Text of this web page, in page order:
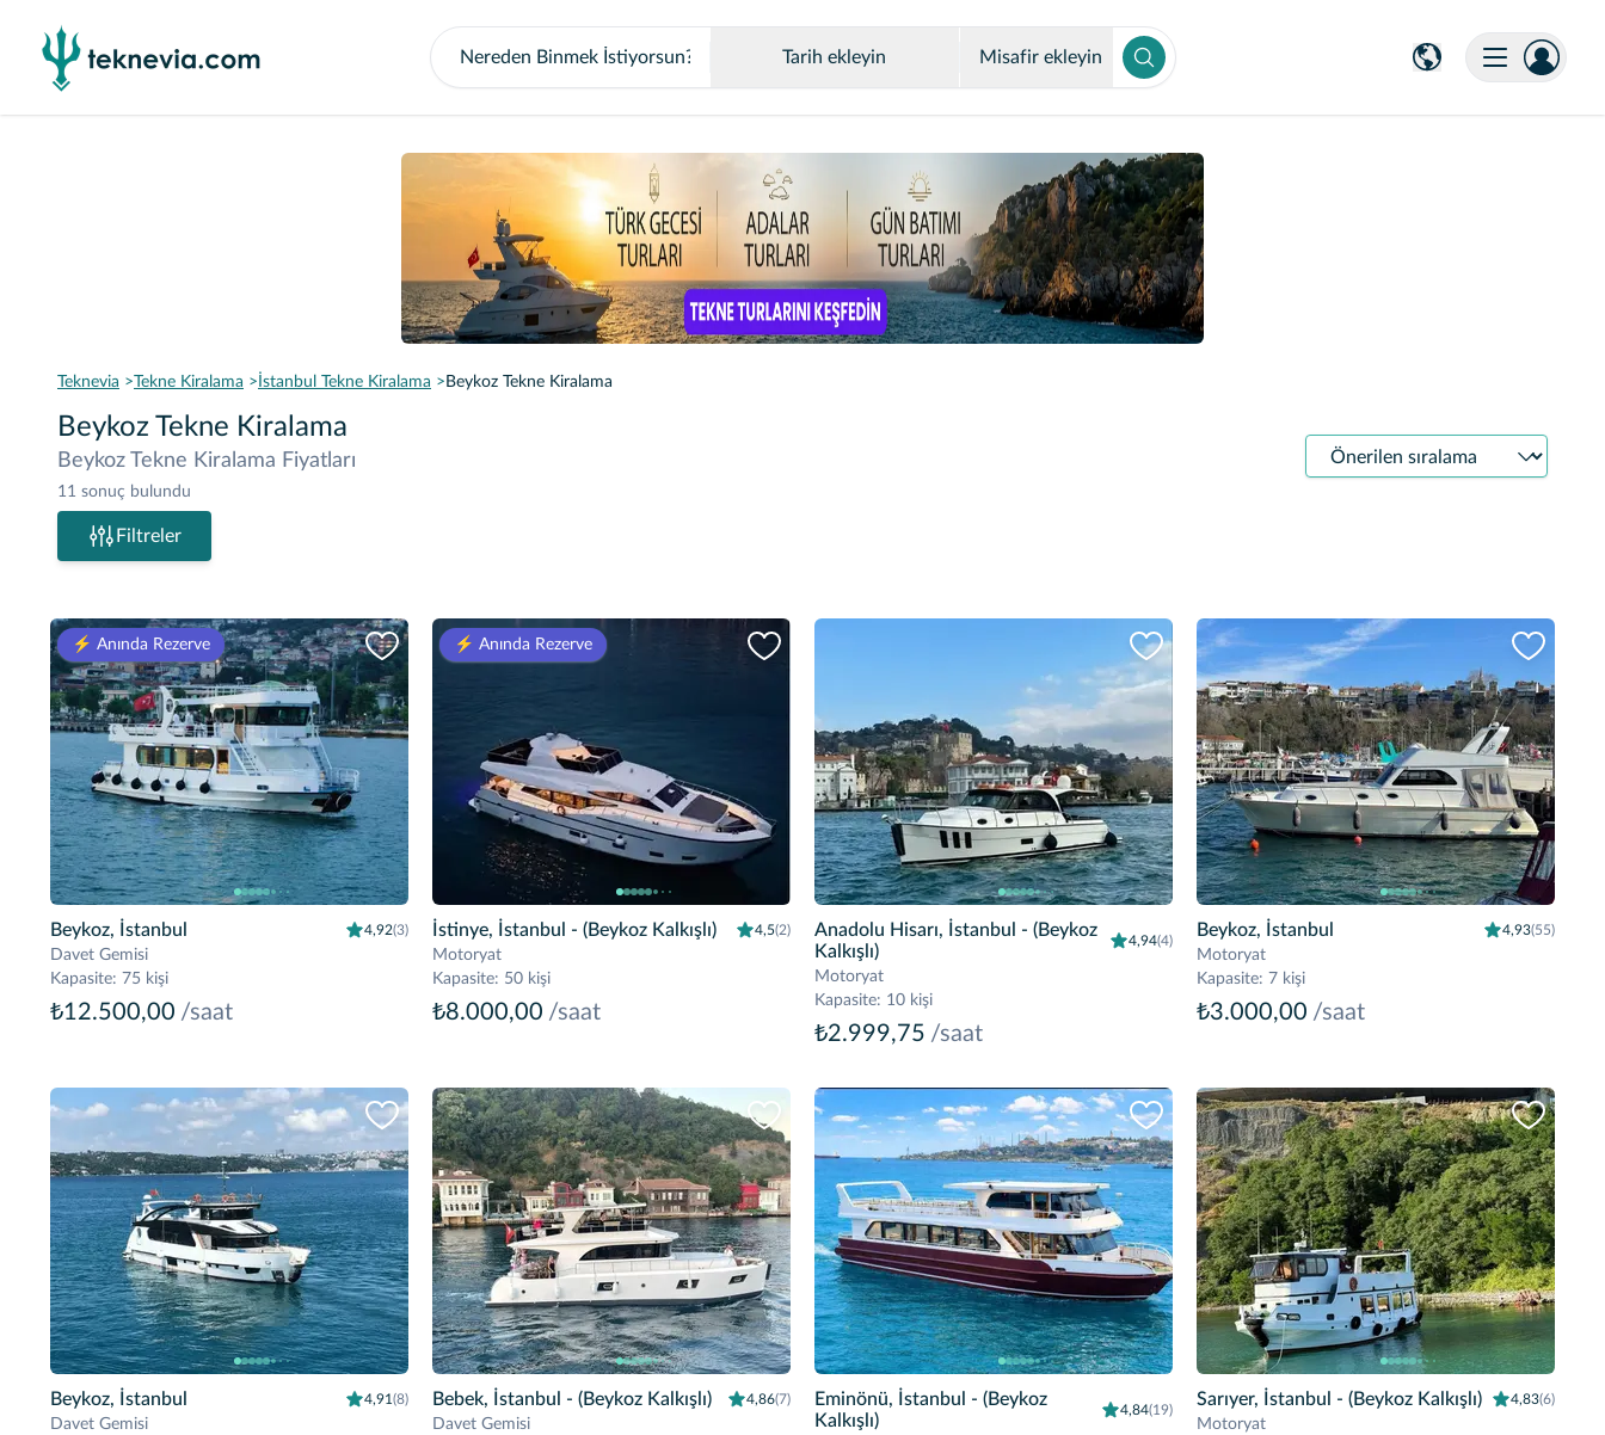
Tarih ekleyin Misafir ekleyin
Teknevia Tekne Kiralama İstanbul Tekne Kiralama Beykoz Tekne Kiralama
Beykoz Tekne Kiralama
Beykoz Tekne Kiralama Fiyatları
11 sonuç bulundu
Sıralama
Filtreler
⚡️ Anında Rezerve
Beykoz, İstanbul 4,92(3)
Davet Gemisi
Kapasite: 75 kişi
₺12.500,00 /saat
⚡️ Anında Rezerve
İstinye, İstanbul - (Beykoz Kalkışlı) 4,5(2)
Motoryat
Kapasite: 50 kişi
₺8.000,00 /saat
Anadolu Hisarı, İstanbul
- (Beykoz
Kalkışlı)
4,94(4)
Motoryat
Kapasite: 10 kişi
₺2.999,75 /saat
Beykoz, İstanbul 4,93(55)
Motoryat
Kapasite: 7 kişi
₺3.000,00 /saat
Beykoz, İstanbul 4,91(8)
Davet Gemisi
Bebek, İstanbul - (Beykoz Kalkışlı) 4,86(7)
Davet Gemisi
Eminönü, İstanbul
- (Beykoz
Kalkışlı)
4,84(19)
Sarıyer, İstanbul - (Beykoz Kalkışlı) 4,83(6)
Motoryat